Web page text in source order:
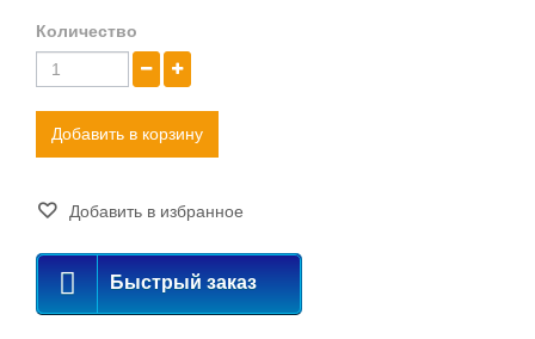
Количество
Добавить в корзину
Добавить в избранное
Быстрый заказ